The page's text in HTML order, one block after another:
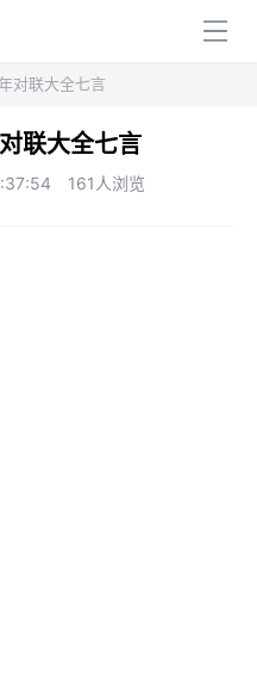
对联大全七言
联大全七言
161人浏览